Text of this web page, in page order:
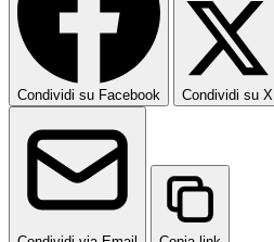
Condividi su Facebook Condividi su X